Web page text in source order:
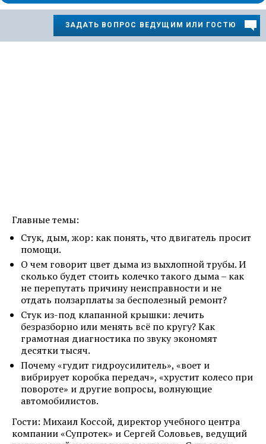
ЗАДАТЬ ВОПРОС ВЕДУЩИМ ИЛИ ГОСТЮ
Главные темы:
Стук, дым, жор: как понять, что двигатель просит
помощи.
О чем говорит цвет дыма из выхлопной трубы. И
сколько будет стоить колечко такого дыма – как
не перепутать причину неисправности и не
отдать ползарплаты за бесполезный ремонт?
Стук из-под клапанной крышки: лечить
безразборно или менять всё по кругу? Как
грамотная диагностика по звуку экономят
десятки тысяч.
Почему «гудит гидроусилитель», «воет и
вибрирует коробка передач», «хрустит колесо при
повороте» и другие вопросы, волнующие
автомобилистов.
Гости: Михаил Коссой, директор учебного центра
компании «Супротек» и Сергей Соловьев, ведущий